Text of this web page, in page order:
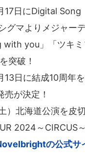
17日にDigital Song
グマよりメジャー
with you」「ツキ
突破！
13日に結成10周年
売が決定！
）北海道公演を皮
2024～CIRCUS
の公式サ